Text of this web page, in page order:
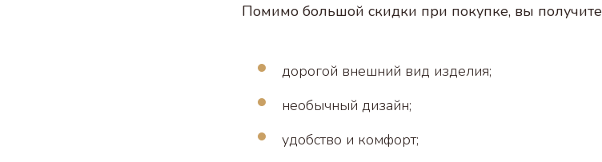
Помимо большой скидки при покупке, вы
дорогой внешний вид изделия;
необычный дизайн;
удобство и комфорт;